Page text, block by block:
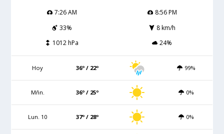
7:26 AM
8:56 PM
33%
8 km/h
1012 hPa
24%
Hoy 36º / 22º 99%
Mñn. 36º / 25º 0%
Lun. 10 37º / 28º 0%